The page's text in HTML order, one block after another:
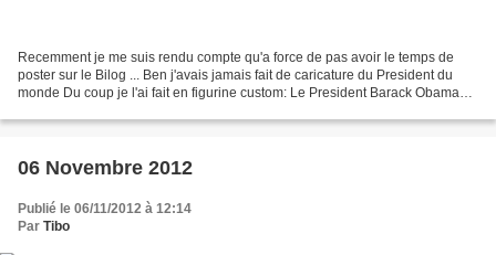
Recemment je me suis rendu compte qu'a force de pas avoir le temps de
poster sur le Bilog ... Ben j'avais jamais fait de caricature du President du
monde Du coup je l'ai fait en figurine custom: Le President Barack Obama
06 Novembre 2012
Publié le 06/11/2012 à 12:14
Par Tibo